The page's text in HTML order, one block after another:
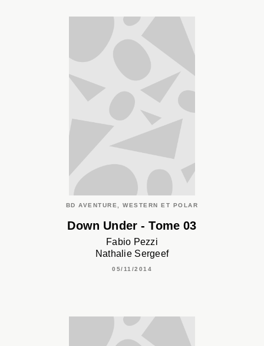
BD AVENTURE, WESTERN ET POLAR
Down Under - Tome 03
Fabio Pezzi
Nathalie Sergeef
05/11/2014